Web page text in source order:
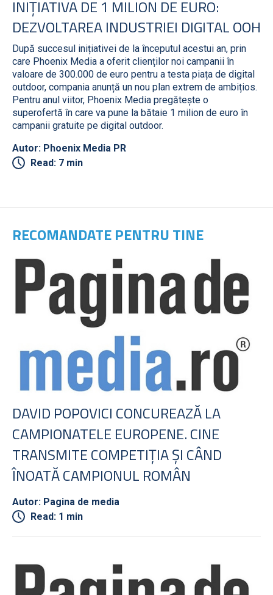
INIȚIATIVA DE 1 MILION DE EURO:
DEZVOLTAREA INDUSTRIEI DIGITAL OOH
După succesul inițiativei de la începutul acestui an, prin
care Phoenix Media a oferit clienților noi campanii în
valoare de 300.000 de euro pentru a testa piața de digital
outdoor, compania anunță un nou plan extrem de ambițios.
Pentru anul viitor, Phoenix Media pregătește o
superofertă în care va pune la bătaie 1 milion de euro în
campanii gratuite pe digital outdoor.
Autor: Phoenix Media PR
Read: 7 min
RECOMANDATE PENTRU TINE
DAVID POPOVICI CONCUREAZĂ LA
CAMPIONATELE EUROPENE. CINE
TRANSMITE COMPETIŢIA ŞI CÂND
ÎNOATĂ CAMPIONUL ROMÂN
Autor: Pagina de media
Read: 1 min